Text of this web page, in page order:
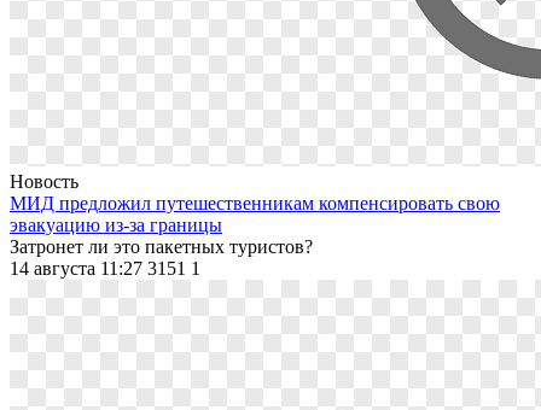
Новость
МИД предложил путешественникам компенсировать свою
эвакуацию из-за границы
Затронет ли это пакетных туристов?
14 августа 11:27 3151 1